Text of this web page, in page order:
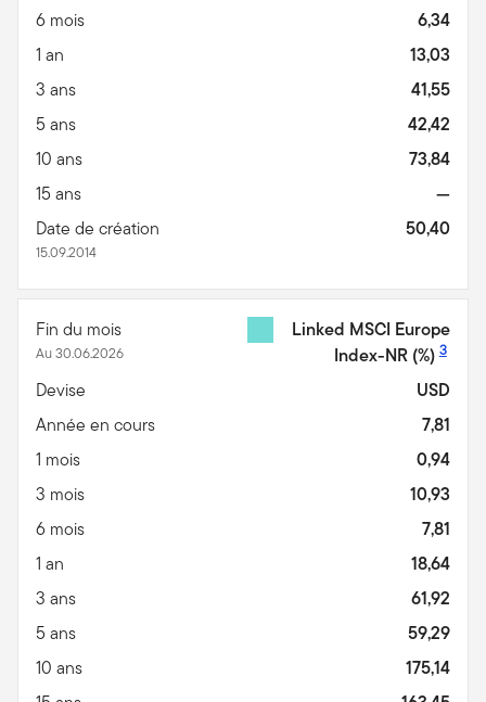
6 mois
6,34
1 an
13,03
3 ans
41,55
5 ans
42,42
10 ans
73,84
15 ans
—
Date de création
15.09.2014
50,40
Fin du mois
Au 30.06.2026
Linked MSCI Europe
Index-NR (%)3
Devise
USD
Année en cours
7,81
1 mois
0,94
3 mois
10,93
6 mois
7,81
1 an
18,64
3 ans
61,92
5 ans
59,29
10 ans
175,14